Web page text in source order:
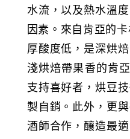
水流，以及熱水溫
因素。來自肯亞的
厚酸度低，是深烘
淺烘焙帶果香的肯
支持喜好者，烘豆
製自銷。此外，更
酒師合作，釀造最